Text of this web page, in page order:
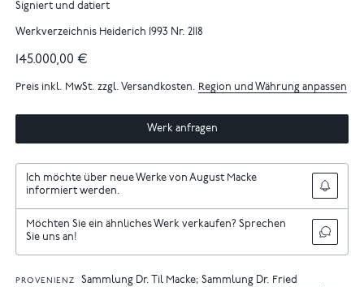
Signiert und datiert
Werkverzeichnis Heiderich 1993 Nr. 2118
145.000,00 €
Preis inkl. MwSt. zzgl. Versandkosten. Region und Währung anpassen
Werk anfragen
Ich möchte über neue Werke von August Macke
informiert werden.
Möchten Sie ein ähnliches Werk verkaufen? Sprechen
Sie uns an!
PROVENIENZ
Sammlung Dr. Til Macke; Sammlung Dr. Fried